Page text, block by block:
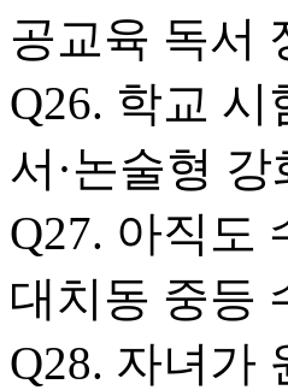
공교육 독서
Q26. 학교 시
서·논술형
Q27. 아직도
대치동 중등
Q28. 자녀가